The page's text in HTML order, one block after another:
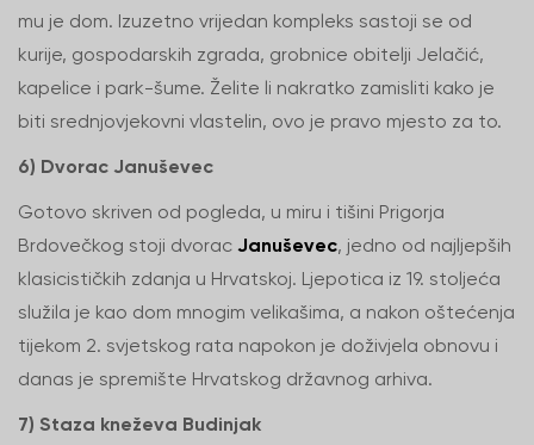
mu je dom. Izuzetno vrijedan kompleks sastoji se od
kurije, gospodarskih zgrada, grobnice obitelji Jelačić,
kapelice i park-šume. Želite li nakratko zamisliti kako je
biti srednjovjekovni vlastelin, ovo je pravo mjesto za to.
6) Dvorac Januševec
Gotovo skriven od pogleda, u miru i tišini Prigorja
Brdovečkog stoji dvorac Januševec, jedno od najljepših
klasicističkih zdanja u Hrvatskoj. Ljepotica iz 19. stoljeća
služila je kao dom mnogim velikašima, a nakon oštećenja
tijekom 2. svjetskog rata napokon je doživjela obnovu i
danas je spremište Hrvatskog državnog arhiva.
7) Staza kneževa Budinjak